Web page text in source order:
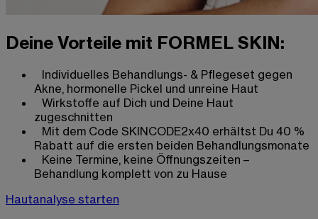
Deine Vorteile mit FORMEL SKIN:
Individuelles Behandlungs- & Pflegeset gegen
Akne, hormonelle Pickel und unreine Haut
Wirkstoffe auf Dich und Deine Haut
zugeschnitten
Mit dem Code SKINCODE2x40 erhältst Du 40 %
Rabatt auf die ersten beiden Behandlungsmonate
Keine Termine, keine Öffnungszeiten –
Behandlung komplett von zu Hause
Hautanalyse starten